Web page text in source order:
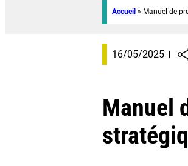
Accueil » Manuel de
16/05/2025
Manuel